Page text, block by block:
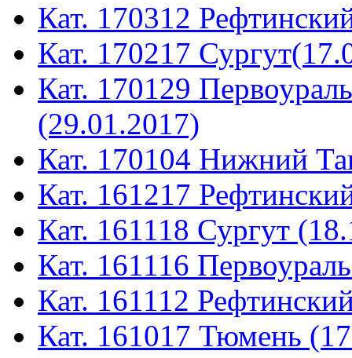
Кат. 170312
Кат. 170217
Кат. 170129
(29.01.2017)
Кат. 170104 Нижний
Кат. 161217
Кат. 161118 Сургут
Кат. 161116
Кат. 161112
Кат. 161017 Тюмень